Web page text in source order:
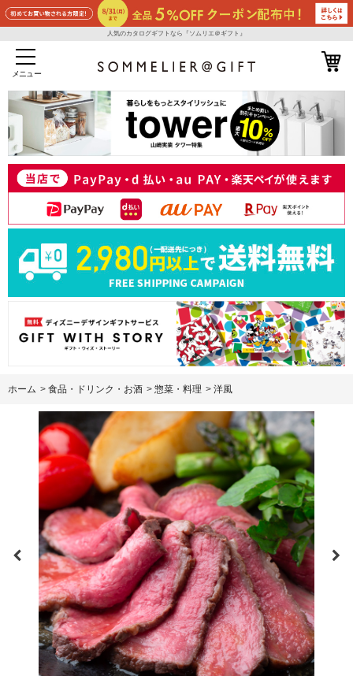
人気のカタログギフトなら『ソムリエ＠ギフト』
メニュー
ホーム > 食品・ドリンク・お酒 > 惣菜・料理 > 洋風